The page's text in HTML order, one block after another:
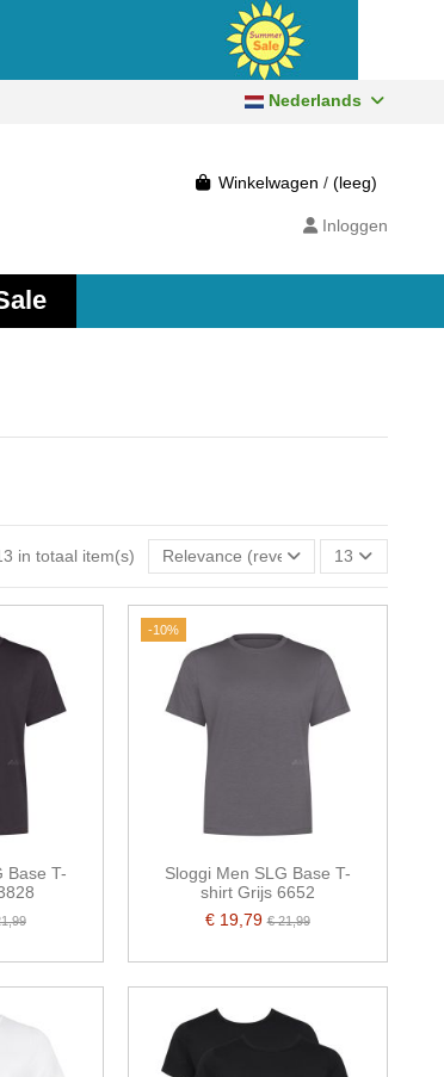
Nederlands
Winkelwagen / (leeg)
Inloggen
in totaal item(s) Relevance (reverse) 13
Base T-
-10%
Sloggi Men SLG Base T-
shirt Grijs 6652
€ 19,79€ 21,99